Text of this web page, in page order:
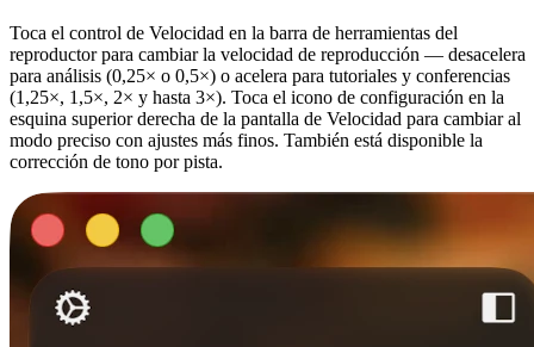
Toca el control de Velocidad en la barra de herramientas del
reproductor para cambiar la velocidad de reproducción — desacelera
para análisis (0,25× o 0,5×) o acelera para tutoriales y conferencias
(1,25×, 1,5×, 2× y hasta 3×). Toca el icono de configuración en la
esquina superior derecha de la pantalla de Velocidad para cambiar al
modo preciso con ajustes más finos. También está disponible la
corrección de tono por pista.